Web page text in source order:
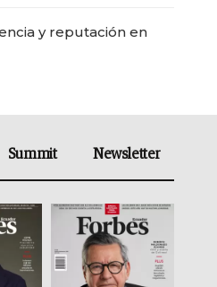
y reputación en
Summit Newsletter